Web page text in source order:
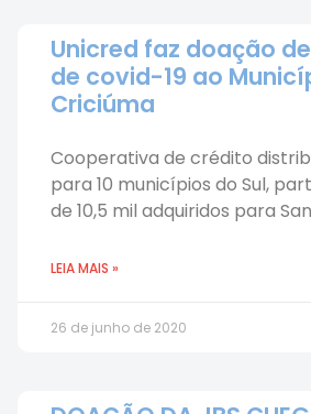
Unicred faz doação
de covid-19 ao
Criciúma
Cooperativa de crédito
para 10 municípios do Sul,
de 10,5 mil adquiridos para
LEIA MAIS »
26 de junho de 2020